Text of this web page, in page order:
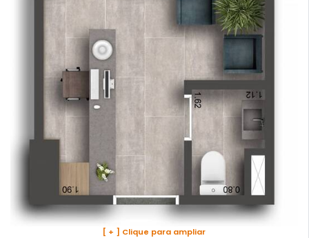
[ + ] Clique para ampliar